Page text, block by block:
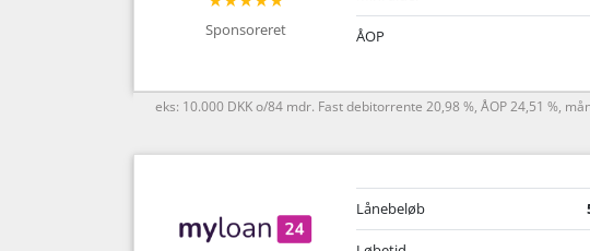
Sponsoreret ÅOP
eks: 10.000 DKK o/84 mdr. Fast debitorrente 20,98 %, ÅOP 24,51 %,
Lånebeløb